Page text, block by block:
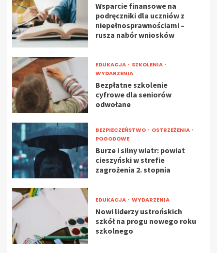
Wsparcie finansowe na
podręczniki dla uczniów z
niepełnosprawnościami –
rusza nabór wniosków
EDUKACJA
SZKOLENIA
WYDARZENIA
Bezpłatne szkolenie
cyfrowe dla seniorów
odwołane
BEZPIECZEŃSTWO
OSTRZEŻENIA
POGODOWE
Burze i silny wiatr: powiat
cieszyński w strefie
zagrożenia 2. stopnia
EDUKACJA WYDARZENIA
Nowi liderzy ustrońskich
szkół na progu nowego roku
szkolnego